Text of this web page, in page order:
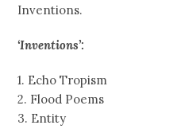
Inventions.
‘Inventions’:
1. Echo Tropism
2. Flood Poems
3. Entity